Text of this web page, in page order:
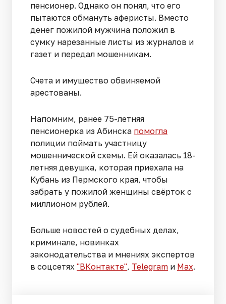
пенсионер. Однако он понял, что его
пытаются обмануть аферисты. Вместо
денег пожилой мужчина положил в
сумку нарезанные листы из журналов и
газет и передал мошенникам.
Счета и имущество обвиняемой
арестованы.
Напомним, ранее 75-летняя
пенсионерка из Абинска помогла
полиции поймать участницу
мошеннической схемы. Ей оказалась 18-
летняя девушка, которая приехала на
Кубань из Пермского края, чтобы
забрать у пожилой женщины свёрток с
миллионом рублей.
Больше новостей о судебных делах,
криминале, новинках
законодательства и мнениях экспертов
в соцсетях "ВКонтакте", Telegram и Max.